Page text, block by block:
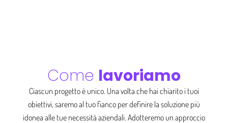
Come lavoriamo
Ciascun progetto è unico. Una volta che hai chiarito i tuoi
obiettivi, saremo al tuo fianco per definire la soluzione più
idonea alle tue necessità aziendali. Adotteremo un approccio